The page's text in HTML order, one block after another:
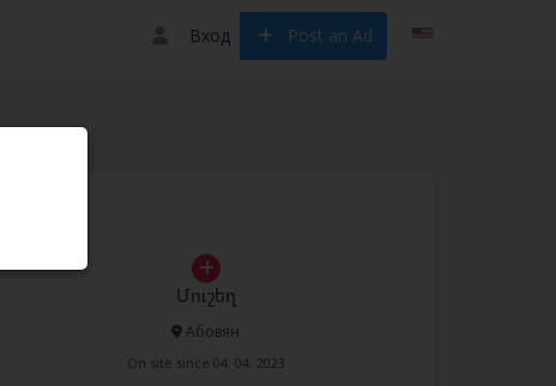
Вход Post an Ad
Մուշեղ
Абовян
On site since 04. 04. 2023